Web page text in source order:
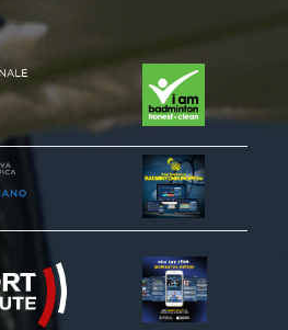
ED EVENTI
CALENDARIO
ALBO D'ORO CAMPIONATI ITALIANI
CAMPIONATI A SQUADRE
EVENTI INTERNAZIONALI
NAZIONALI